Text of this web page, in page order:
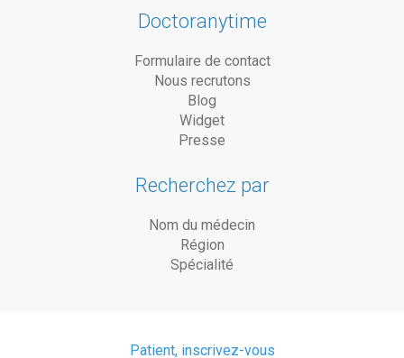
Doctoranytime
Formulaire de contact
Nous recrutons
Blog
Widget
Presse
Recherchez par
Nom du médecin
Région
Spécialité
Patient, inscrivez-vous